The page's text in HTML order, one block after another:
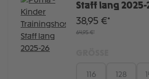
Staff lang 2025-
38,95 €*
64,95 €*
116 128